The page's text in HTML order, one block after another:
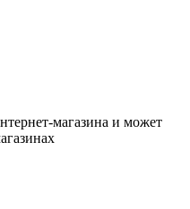
магазина и может